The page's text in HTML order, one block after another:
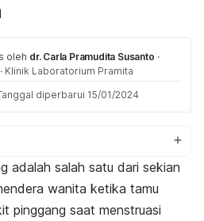
oleh dr. Carla Pramudita Susanto ·
· Klinik Laboratorium Pramita
diperbarui 15/01/2024
adalah salah satu dari sekian
wanita ketika tamu
pinggang saat menstruasi